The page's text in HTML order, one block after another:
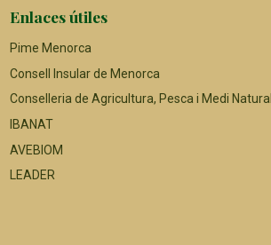
Enlaces útiles
Pime Menorca
Consell Insular de Menorca
Conselleria de Agricultura, Pesca i Medi Natural
IBANAT
AVEBIOM
LEADER